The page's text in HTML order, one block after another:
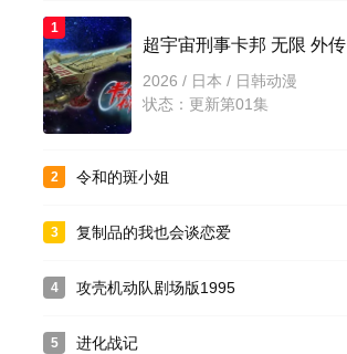
1
超宇宙刑事卡邦 无限 外传
2026 / 日本 / 日韩动漫
状态：更新第01集
2 令和的斑小姐
3 复制品的我也会谈恋爱
4 攻壳机动队剧场版1995
5 进化战记